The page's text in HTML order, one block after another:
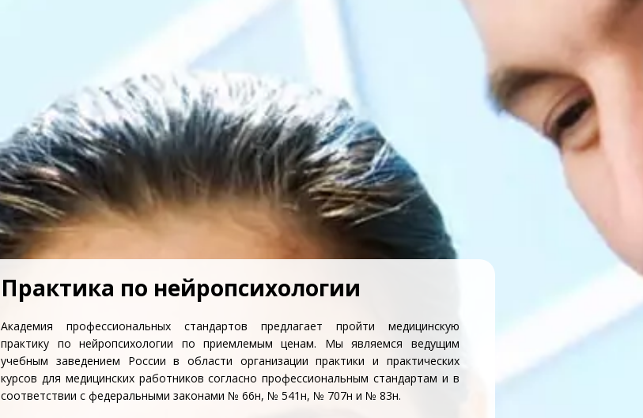
Практика по нейропсихологии
Академия профессиональных стандартов предлагает пройти медицинскую
практику по нейропсихологии по приемлемым ценам. Мы являемся ведущим
учебным заведением России в области организации практики и практических
курсов для медицинских работников согласно профессиональным стандартам и в
соответствии с федеральными законами № 66н, № 541н, № 707н и № 83н.